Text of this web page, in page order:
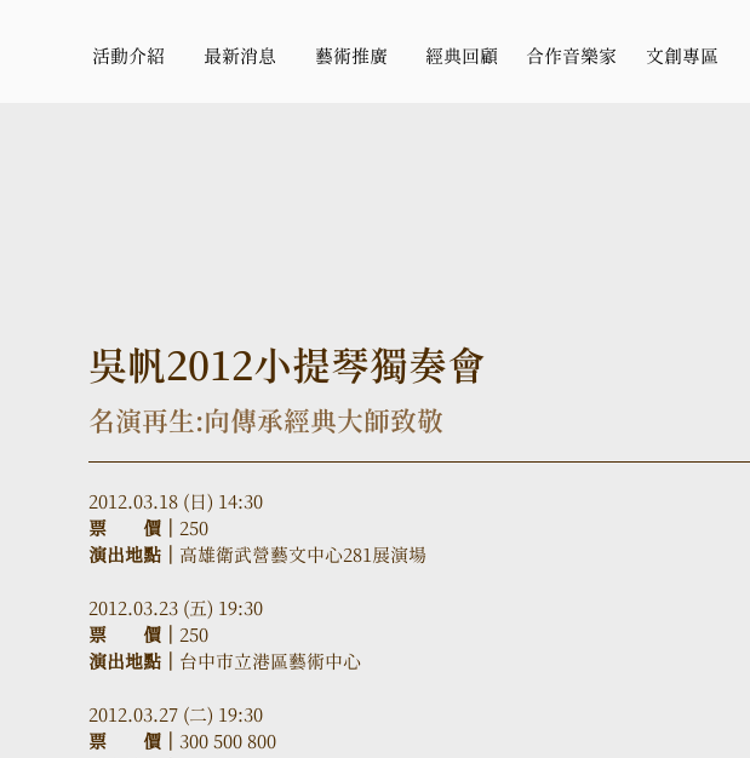
活動介紹 最新消息 藝術推廣 經典回顧 合作音樂家 文創專區
吳帆2012小提琴獨奏會
名演再生:向傳承經典大師致敬
2012.03.18 (日) 14:30
票　　價｜ 250
演出地點｜ 高雄衛武營藝文中心281展演場
2012.03.23 (五) 19:30
票　　價｜ 250
演出地點｜ 台中市立港區藝術中心
2012.03.27 (二) 19:30
票　　價｜ 300 500 800